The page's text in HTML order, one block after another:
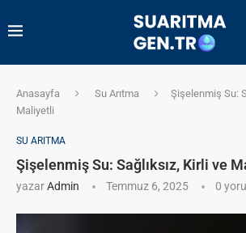
Anasayfa Su Arıtma
Şişelenmiş Su:
Maliyetli
SU ARITMA
Şişelenmiş Su: Sağlıksız, Kirli ve
yazarAdmin Temmuz 6, 2025 0